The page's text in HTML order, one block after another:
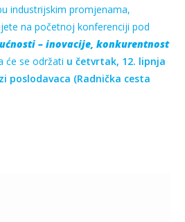
industrijskim promjenama,
na početnoj konferenciji pod
– inovacije, konkurentnost
će se održati u četvrtak, 12. lipnja
poslodavaca (Radnička cesta